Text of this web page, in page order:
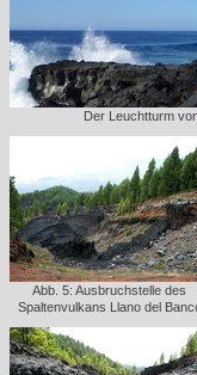
Der Leuchtturm
Abb. 5: Ausbruchstelle des
Spaltenvulkans Llano del